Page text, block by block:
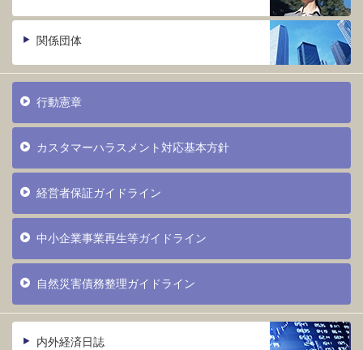
関係団体
行動憲章
カスタマーハラスメント対応基本方針
経営者保証ガイドライン
中小企業事業再生等ガイドライン
自然災害債務整理ガイドライン
内外経済日誌